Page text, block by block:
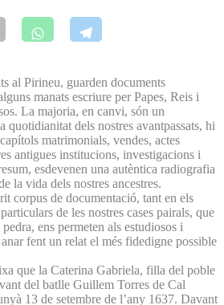
al Pirineu, guarden documents
manats escriure per Papes, Reis i
La majoria, en canvi, són un
quotidianitat dels nostres avantpassats, hi
matrimonials, vendes, actes
antigues institucions, investigacions i
esdevenen una autèntica radiografia
la vida dels nostres ancestres.
corpus de documentació, tant en els
de les nostres cases pairals, que
ens permeten als estudiosos i
fent un relat el més fidedigne possible
que la Caterina Gabriela, filla del poble
del batlle Guillem Torres de Cal
13 de setembre de l’any 1637. Davant